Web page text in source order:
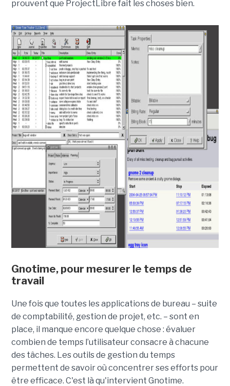
prouvent que ProjectLibre fait les choses bien.
Gnotime, pour mesurer le temps de
travail
Une fois que toutes les applications de bureau – suite
de comptabilité, gestion de projet, etc. – sont en
place, il manque encore quelque chose : évaluer
combien de temps l’utilisateur consacre à chacune
des tâches. Les outils de gestion du temps
permettent de savoir où concentrer ses efforts pour
être efficace. C'est là qu'intervient Gnotime.